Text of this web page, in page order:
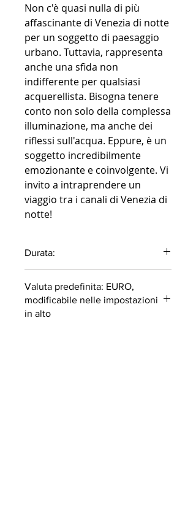
Non c'è quasi nulla di più
affascinante di Venezia di notte
per un soggetto di paesaggio
urbano. Tuttavia, rappresenta
anche una sfida non
indifferente per qualsiasi
acquerellista. Bisogna tenere
conto non solo della complessa
illuminazione, ma anche dei
riflessi sull'acqua. Eppure, è un
soggetto incredibilmente
emozionante e coinvolgente. Vi
invito a intraprendere un
viaggio tra i canali di Venezia di
notte!
Durata:
Valuta predefinita: EURO,
modificabile nelle impostazioni
in alto